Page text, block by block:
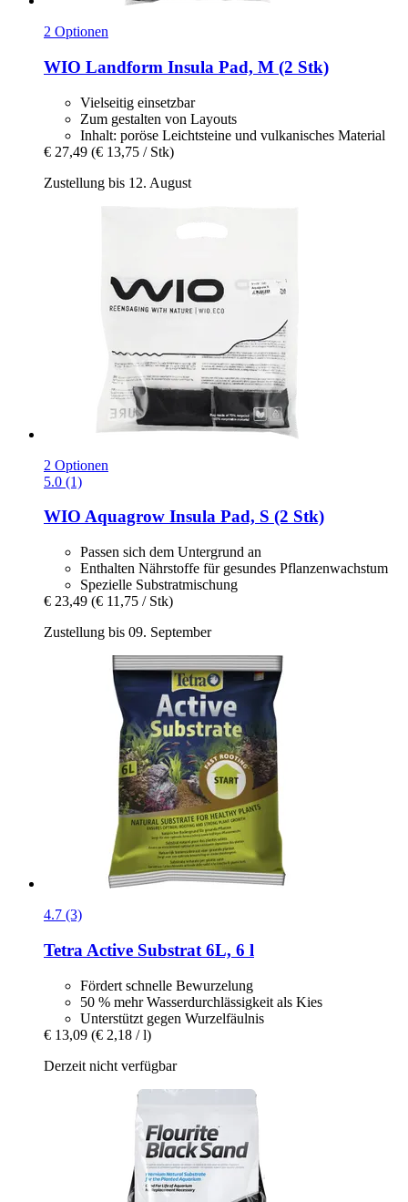
2 Optionen
WIO Landform Insula Pad, M (2 Stk)
Vielseitig einsetzbar
Zum gestalten von Layouts
Inhalt: poröse Leichtsteine und vulkanisches Material
€ 27,49 (€ 13,75 / Stk)
Zustellung bis 12. August
2 Optionen
5.0 (1)
WIO Aquagrow Insula Pad, S (2 Stk)
Passen sich dem Untergrund an
Enthalten Nährstoffe für gesundes Pflanzenwachstum
Spezielle Substratmischung
€ 23,49 (€ 11,75 / Stk)
Zustellung bis 09. September
4.7 (3)
Tetra Active Substrat 6L, 6 l
Fördert schnelle Bewurzelung
50 % mehr Wasserdurchlässigkeit als Kies
Unterstützt gegen Wurzelfäulnis
€ 13,09 (€ 2,18 / l)
Derzeit nicht verfügbar